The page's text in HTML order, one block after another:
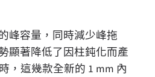
峰容量，同時減少峰拖
顯著降低了因柱鈍化而產
，這幾款全新的 1 mm 內